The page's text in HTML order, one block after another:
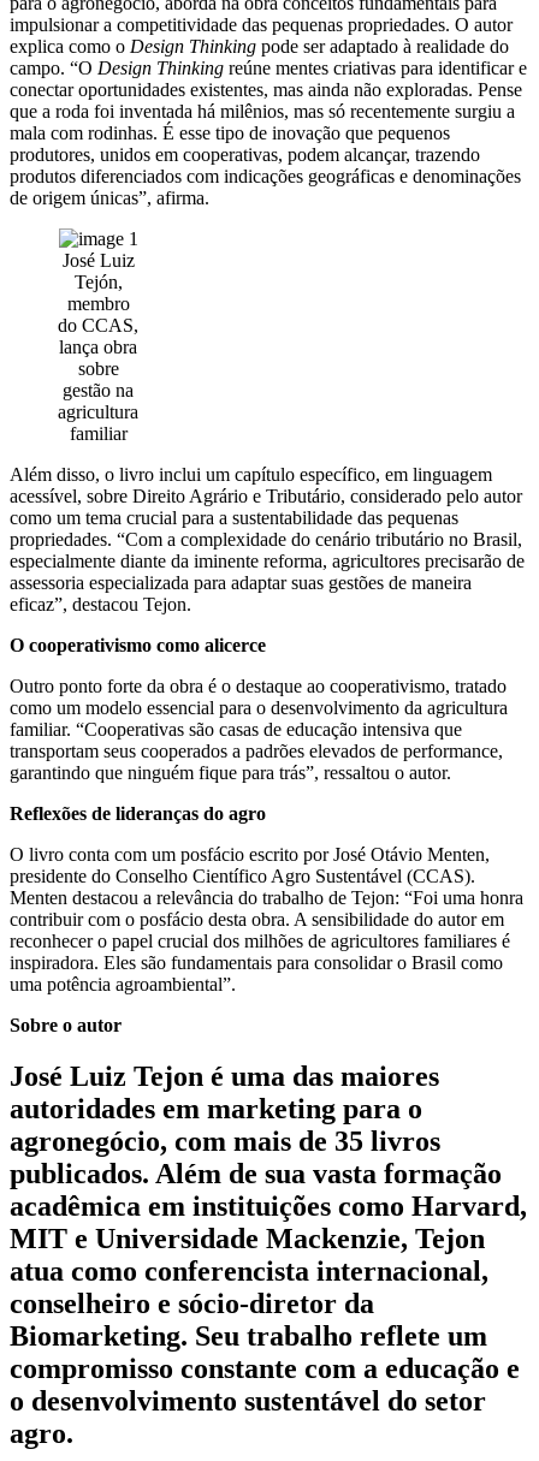
impulsionar a competitividade das pequenas propriedades. O autor
explica como o Design Thinking pode ser adaptado à realidade do
campo. “O Design Thinking reúne mentes criativas para identificar e
conectar oportunidades existentes, mas ainda não exploradas. Pense
que a roda foi inventada há milênios, mas só recentemente surgiu a
mala com rodinhas. É esse tipo de inovação que pequenos
produtores, unidos em cooperativas, podem alcançar, trazendo
produtos diferenciados com indicações geográficas e denominações
de origem únicas”, afirma.
José Luiz
Tejón,
membro
do CCAS,
lança obra
sobre
gestão na
agricultura
familiar
Além disso, o livro inclui um capítulo específico, em linguagem
acessível, sobre Direito Agrário e Tributário, considerado pelo autor
como um tema crucial para a sustentabilidade das pequenas
propriedades. “Com a complexidade do cenário tributário no Brasil,
especialmente diante da iminente reforma, agricultores precisarão de
assessoria especializada para adaptar suas gestões de maneira
eficaz”, destacou Tejon.
O cooperativismo como alicerce
Outro ponto forte da obra é o destaque ao cooperativismo, tratado
como um modelo essencial para o desenvolvimento da agricultura
familiar. “Cooperativas são casas de educação intensiva que
transportam seus cooperados a padrões elevados de performance,
garantindo que ninguém fique para trás”, ressaltou o autor.
Reflexões de lideranças do agro
O livro conta com um posfácio escrito por José Otávio Menten,
presidente do Conselho Científico Agro Sustentável (CCAS).
Menten destacou a relevância do trabalho de Tejon: “Foi uma honra
contribuir com o posfácio desta obra. A sensibilidade do autor em
reconhecer o papel crucial dos milhões de agricultores familiares é
inspiradora. Eles são fundamentais para consolidar o Brasil como
uma potência agroambiental”.
Sobre o autor
José Luiz Tejon é uma das maiores
autoridades em marketing para o
agronegócio, com mais de 35 livros
publicados. Além de sua vasta formação
acadêmica em instituições como Harvard,
MIT e Universidade Mackenzie, Tejon
atua como conferencista internacional,
conselheiro e sócio-diretor da
Biomarketing. Seu trabalho reflete um
compromisso constante com a educação e
o desenvolvimento sustentável do setor
agro.